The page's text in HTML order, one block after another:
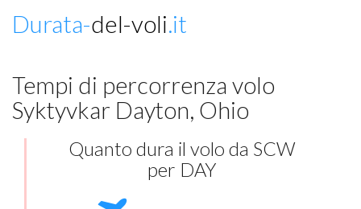
Durata-del-voli.it
Tempi di percorrenza volo
Syktyvkar Dayton, Ohio
Quanto dura il volo da SCW
per DAY